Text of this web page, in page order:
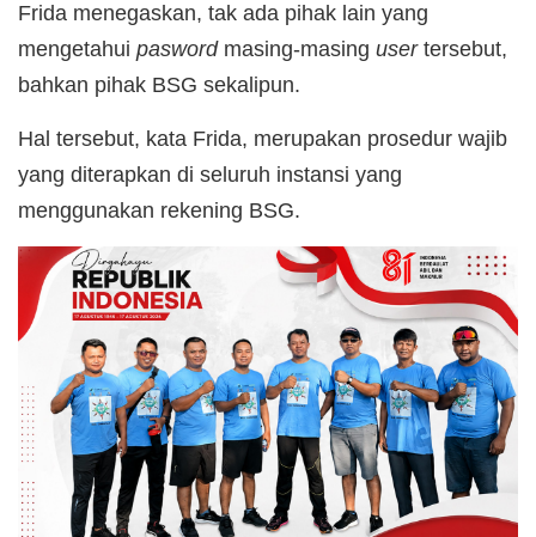
Frida menegaskan, tak ada pihak lain yang
mengetahui paswordmasing-masing usertersebut,
bahkan pihak BSG sekalipun.
Hal tersebut, kata Frida, merupakan prosedur wajib
yang diterapkan di seluruh instansi yang
menggunakan rekening BSG.